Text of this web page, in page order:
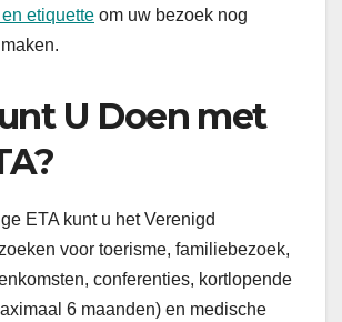
etiquette om uw bezoek nog
U Doen met
ETA kunt u het Verenigd
voor toerisme, familiebezoek,
conferenties, kortlopende
6 maanden) en medische